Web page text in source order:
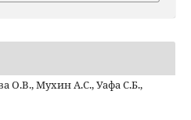
О.В., Мухин А.С., Уафа С.Б.,